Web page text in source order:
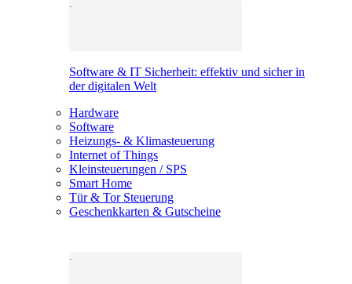
Software & IT Sicherheit: effektiv und sicher in
der digitalen Welt
Hardware
Software
Heizungs- & Klimasteuerung
Internet of Things
Kleinsteuerungen / SPS
Smart Home
Tür & Tor Steuerung
Geschenkkarten & Gutscheine